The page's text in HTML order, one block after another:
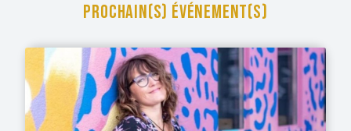
PROCHAIN(S) ÉVÉNEMENT(S)